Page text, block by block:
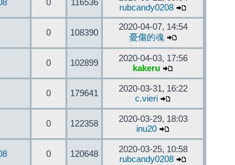
0 116536
rubcandy0208
0 108390
2020-04-07, 14:54
憂傷的魂
0 102899
2020-04-03, 17:56
kakeru
0 179641
2020-03-31, 16:22
c.vieri
0 122358
2020-03-29, 18:03
inu20
0 120648
2020-03-25, 10:58
rubcandy0208